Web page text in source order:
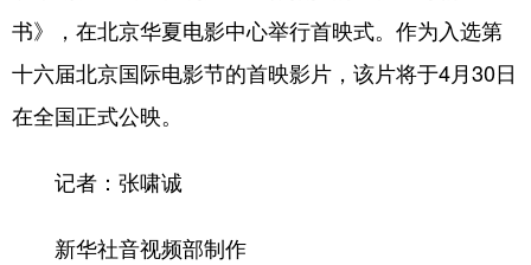
地方频道
浙江 安徽
书》，在北京华夏电影中心举行首映式。作为入选第
十六届北京国际电影节的首映影片，该片将于4月30日
在全国正式公映。
记者：张啸诚
新华社音视频部制作